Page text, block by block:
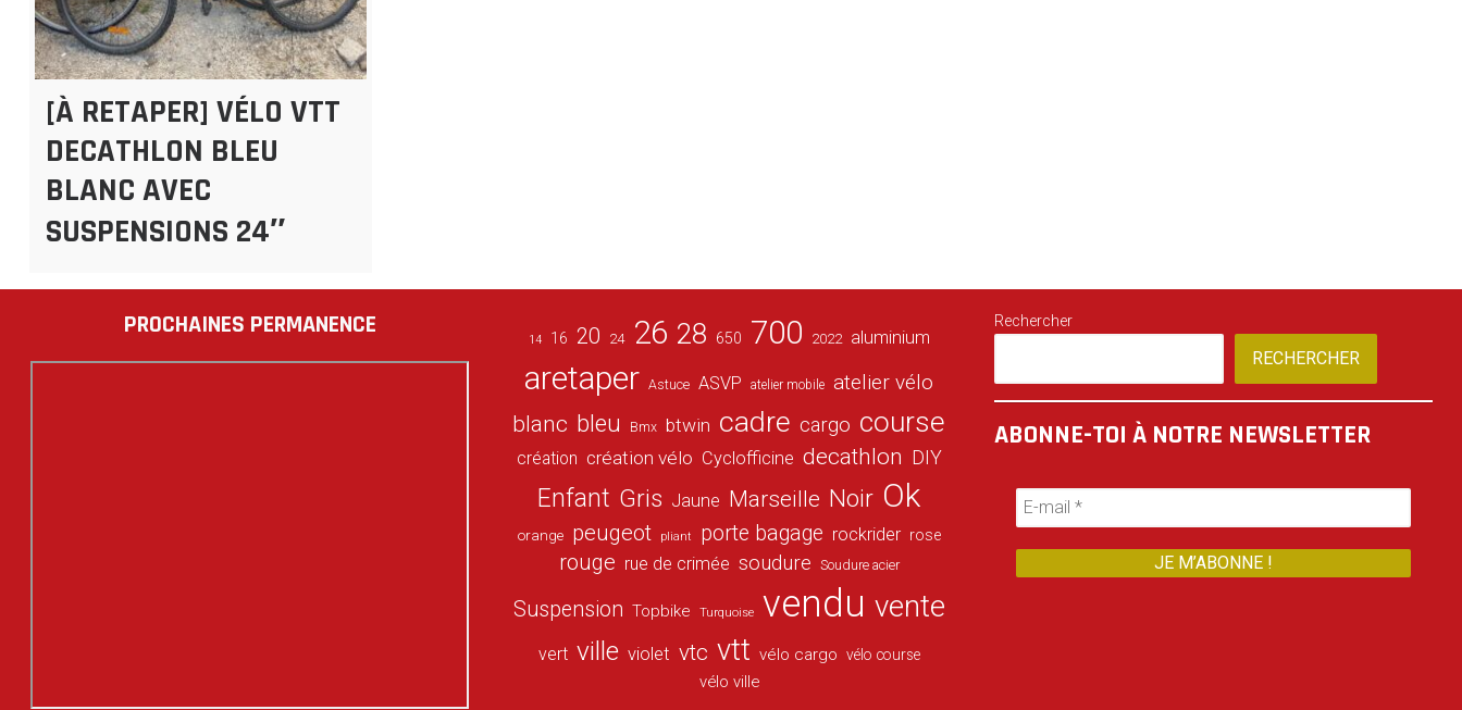
[À RETAPER] VÉLO VTT
DECATHLON BLEU
BLANC AVEC
SUSPENSIONS 24″
PROCHAINES PERMANENCE 14 16 20 24 26 28 650 700 2022 aluminium
aretaper Astuce ASVP atelier mobile atelier vélo
blanc bleu Bmx btwin cadre cargo course
création création vélo Cyclofficine decathlon DIY
Enfant Gris Jaune Marseille Noir Ok
orange peugeot pliant porte bagage rockrider rose
rouge rue de crimée soudure Soudure acier
Suspension Topbike Turquoise vendu vente
vert ville violet vtc vtt vélo cargo vélo course
vélo ville
Rechercher
RECHERCHER
ABONNE-TOI À NOTRE NEWSLETTER